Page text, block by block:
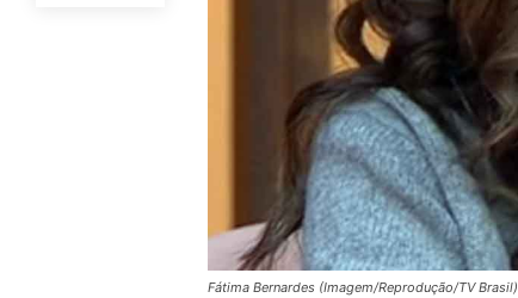
Fátima Bernardes (Imagem/Reprodução/TV Brasil)